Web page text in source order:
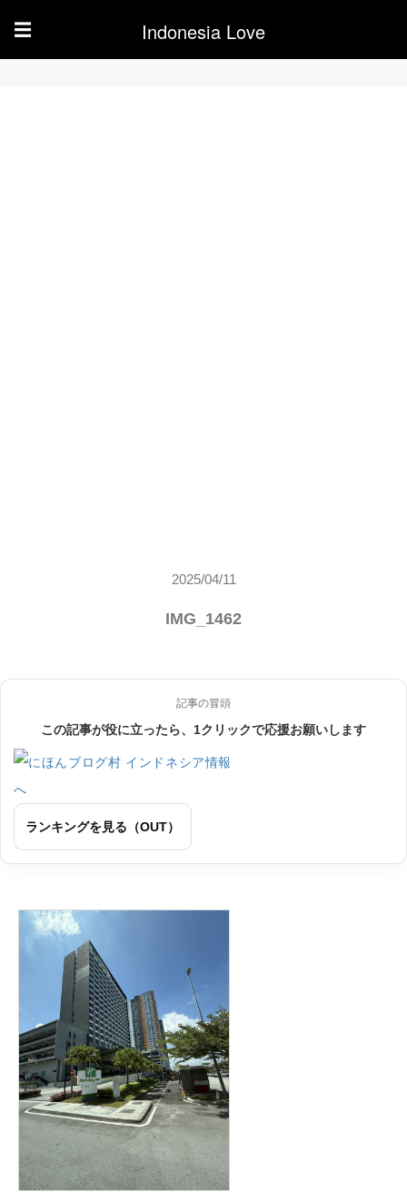
☰ Indonesia Love
2025/04/11
IMG_1462
記事の冒頭
この記事が役に立ったら、1クリックで応援お願いします
ランキングを見る（OUT）